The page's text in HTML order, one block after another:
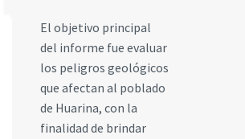
El objetivo principal
del informe fue evaluar
los peligros geológicos
que afectan al poblado
de Huarina, con la
finalidad de brindar